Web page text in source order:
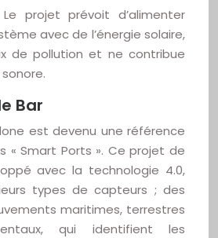
Le projet prévoit d’alimenter
avec de l’énergie solaire,
de pollution et ne contribue
Bar
est devenu une référence
« Smart Ports ». Ce projet de
avec la technologie 4.0,
types de capteurs ; des
maritimes, terrestres
qui identifient les